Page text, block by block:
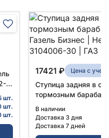
шт.
шт.
шт.
17421 ₽ Цена с
Ступица задняя в
тормозным
3104006-30 | ГАЗ
В наличии
Доставка 3 дня
Доставка 7 дней